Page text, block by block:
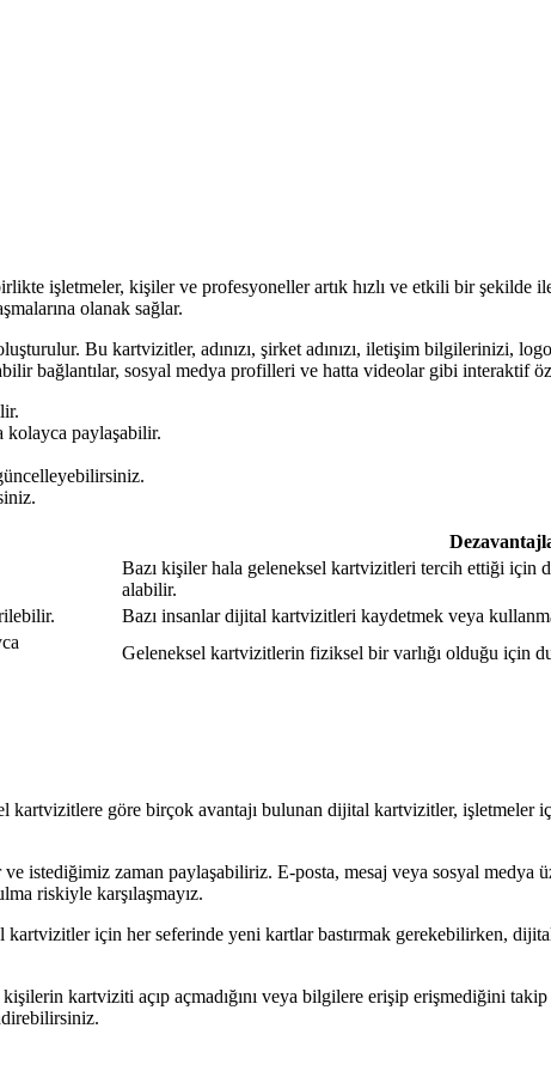
işletmeler, kişiler ve profesyoneller artık hızlı ve etkili bir
olanak sağlar.
Bu kartvizitler, adınızı, şirket adınızı, iletişim bilgilerinizi,
bağlantılar, sosyal medya profilleri ve hatta videolar gibi interaktif
paylaşabilir.
Bazı kişiler hala geleneksel kartvizitleri tercih ettiği için
alabilir.
Bazı insanlar dijital kartvizitleri kaydetmek veya
Geleneksel kartvizitlerin fiziksel bir varlığı olduğu için
kartvizitlere göre birçok avantajı bulunan dijital kartvizitler, işletmeler
istediğimiz zaman paylaşabiliriz. E-posta, mesaj veya sosyal medya
riskiyle karşılaşmayız.
kartvizitler için her seferinde yeni kartlar bastırmak gerekebilirken,
kartviziti açıp açmadığını veya bilgilere erişip erişmediğini